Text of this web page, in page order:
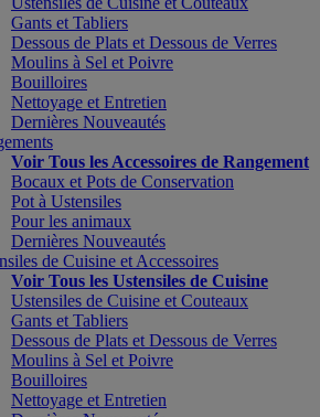
Gants et Tabliers
Dessous de Plats et Dessous de Verres
Moulins à Sel et Poivre
Bouilloires
Nettoyage et Entretien
Dernières Nouveautés
Voir Tous les Accessoires de Rangement
Bocaux et Pots de Conservation
Pot à Ustensiles
Pour les animaux
Dernières Nouveautés
de Cuisine et Accessoires
Voir Tous les Ustensiles de Cuisine
Ustensiles de Cuisine et Couteaux
Gants et Tabliers
Dessous de Plats et Dessous de Verres
Moulins à Sel et Poivre
Bouilloires
Nettoyage et Entretien